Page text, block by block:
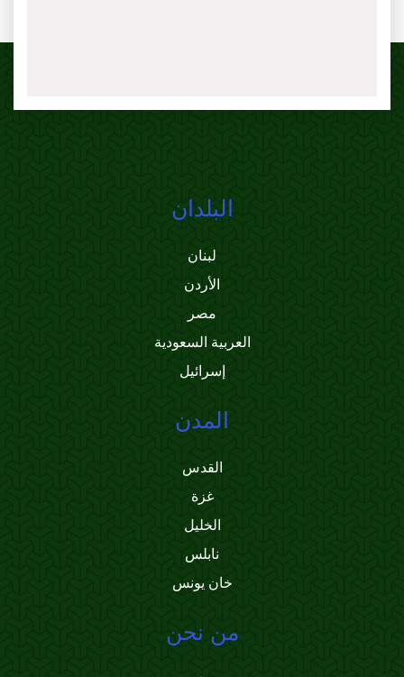
البلدان
لبنان
الأردن
مصر
العربية السعودية
إسرائيل
المدن
القدس
غزة
الخليل
نابلس
خان يونس
من نحن